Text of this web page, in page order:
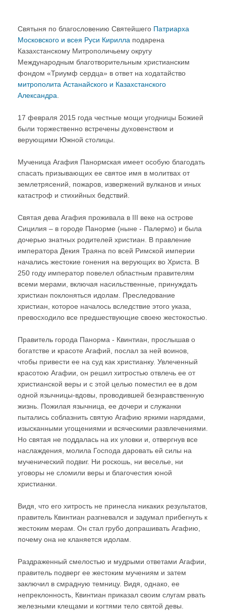
Святыня по благословению Святейшего Патриарха
Московского и всея Руси Кирилла подарена
Казахстанскому Митрополичьему округу
Международным благотворительным христианским
фондом «Триумф сердца» в ответ на ходатайство
митрополита Астанайского и Казахстанского
Александра
17 февраля 2015 года честные мощи угодницы Божией
были торжественно встречены духовенством и
верующими Южной столицы.
Мученица Агафия Панормская имеет особую благодать
спасать призывающих ее святое имя в молитвах от
землетрясений, пожаров, извержений вулканов и иных
катастроф и стихийных бедствий.
Святая дева Агафия проживала в III веке на острове
Сицилия – в городе Панорме (ныне - Палермо) и была
дочерью знатных родителей христиан. В правление
императора Декия Траяна по всей Римской империи
начались жестокие гонения на верующих во Христа. В
250 году император повелел областным правителям
всеми мерами, включая насильственные, принуждать
христиан поклоняться идолам. Преследование
христиан, которое началось вследствие этого указа,
превосходило все предшествующие своею жестокостью.
Правитель города Панорма - Квинтиан, прослышав о
богатстве и красоте Агафий, послал за ней воинов,
чтобы привести ее на суд как христианку. Увлеченный
красотою Агафии, он решил хитростью отвлечь ее от
христианской веры и с этой целью поместил ее в дом
одной язычницы-вдовы, проводившей безнравственную
жизнь. Пожилая язычница, ее дочери и служанки
пытались соблазнить святую Агафию яркими нарядами,
изысканными угощениями и всяческими развлечениями.
Но святая не поддалась на их уловки и, отвергнув все
наслаждения, молила Господа даровать ей силы на
мученический подвиг. Ни роскошь, ни веселье, ни
уговоры не сломили веры и благочестия юной
христианки.
Видя, что его хитрость не принесла никаких результатов,
правитель Квинтиан разгневался и задумал прибегнуть к
жестоким мерам. Он стал грубо допрашивать Агафию,
почему она не кланяется идолам.
Раздраженный смелостью и мудрыми ответами Агафии,
правитель подверг ее жестоким мучениям и затем
заключил в смрадную темницу. Видя, однако, ее
непреклонность, Квинтиан приказал своим слугам рвать
железными клещами и когтями тело святой девы.